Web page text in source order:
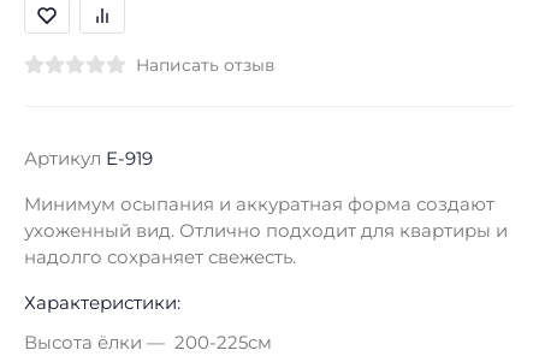
Написать отзыв
Артикул E-919
Минимум осыпания и аккуратная форма создают
ухоженный вид. Отлично подходит для квартиры и
надолго сохраняет свежесть.
Характеристики:
Высота ёлки
200-225см